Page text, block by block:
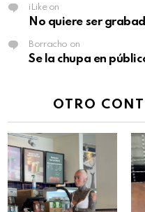
iLikeon
No quiere ser
Borracho on
Se la chupa en
OTRO